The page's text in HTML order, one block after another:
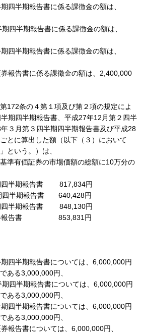
四半期報告書に係る課徴金の額は、
四半期報告書に係る課徴金の額は、
四半期報告書に係る課徴金の額は、
券報告書に係る課徴金の額は、2,400,000
172条の４第１項及び第２項の規定によ
期四半期報告書、平成27年12月第２四半
３月第３四半期四半期報告書及び平成28
とに算出した額（以下（３）において
という。）は、
準有価証券の市場価額の総額に10万分の
四半期報告書 817,834円
四半期報告書 640,428円
四半期報告書 848,130円
券報告書 853,831円
四半期報告書については、6,000,000円
ある3,000,000円、
期四半期報告書については、6,000,000円
ある3,000,000円、
四半期報告書については、6,000,000円
ある3,000,000円、
報告書については、6,000,000円、